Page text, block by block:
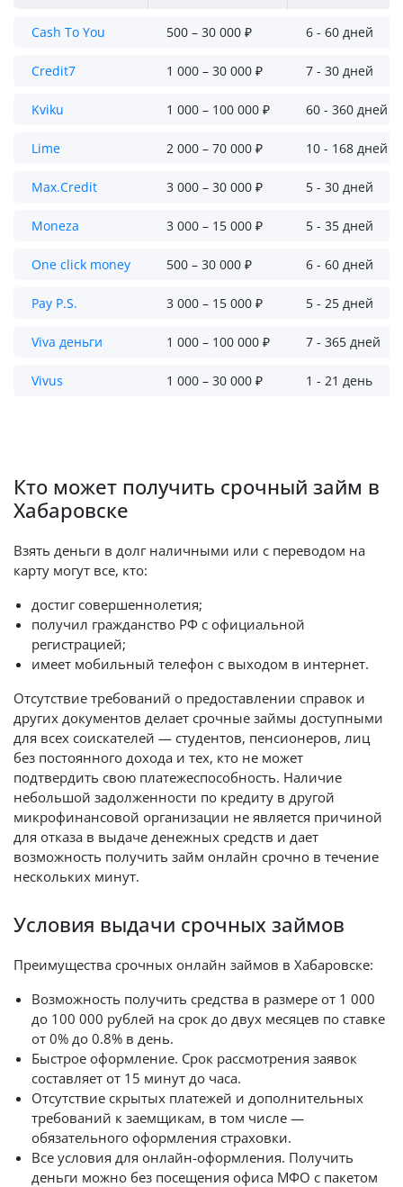
Cash To You 500 – 30 000 ₽ 6 - 60 дней
Credit7 1 000 – 30 000 ₽ 7 - 30 дней
Kviku 1 000 – 100 000 ₽ 60 - 360 дней
Lime 2 000 – 70 000 ₽ 10 - 168 дней
Max.Credit 3 000 – 30 000 ₽ 5 - 30 дней
Moneza 3 000 – 15 000 ₽ 5 - 35 дней
One click money 500 – 30 000 ₽ 6 - 60 дней
Pay P.S. 3 000 – 15 000 ₽ 5 - 25 дней
Viva деньги 1 000 – 100 000 ₽ 7 - 365 дней
Vivus 1 000 – 30 000 ₽ 1 - 21 день
Кто может получить срочный займ в
Хабаровске
Взять деньги в долг наличными или с переводом на
карту могут все, кто:
достиг совершеннолетия;
получил гражданство РФ с официальной
регистрацией;
имеет мобильный телефон с выходом в интернет.
Отсутствие требований о предоставлении справок и
других документов делает срочные займы доступными
для всех соискателей — студентов, пенсионеров, лиц
без постоянного дохода и тех, кто не может
подтвердить свою платежеспособность. Наличие
небольшой задолженности по кредиту в другой
микрофинансовой организации не является причиной
для отказа в выдаче денежных средств и дает
возможность получить займ онлайн срочно в течение
нескольких минут.
Условия выдачи срочных займов
Преимущества срочных онлайн займов в Хабаровске:
Возможность получить средства в размере от 1 000
до 100 000 рублей на срок до двух месяцев по ставке
от 0% до 0.8% в день.
Быстрое оформление. Срок рассмотрения заявок
составляет от 15 минут до часа.
Отсутствие скрытых платежей и дополнительных
требований к заемщикам, в том числе —
обязательного оформления страховки.
Все условия для онлайн-оформления. Получить
деньги можно без посещения офиса МФО с пакетом